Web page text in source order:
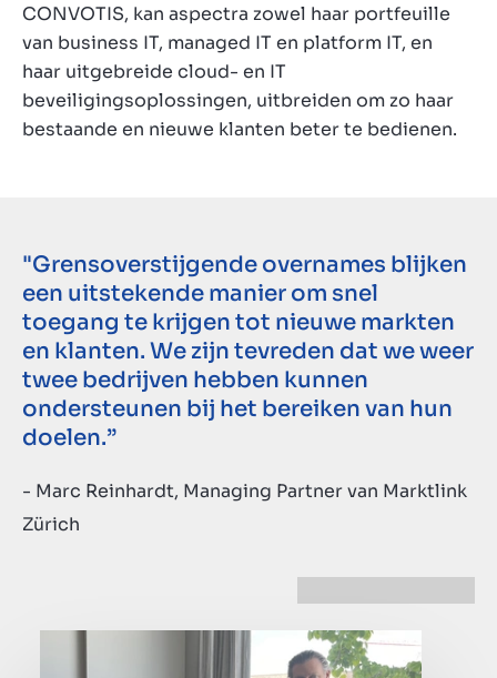
CONVOTIS, kan aspectra zowel haar portfeuille
van business IT, managed IT en platform IT, en
haar uitgebreide cloud- en IT
beveiligingsoplossingen, uitbreiden om zo haar
bestaande en nieuwe klanten beter te bedienen.
"Grensoverstijgende overnames blijken
een uitstekende manier om snel
toegang te krijgen tot nieuwe markten
en klanten. We zijn tevreden dat we weer
twee bedrijven hebben kunnen
ondersteunen bij het bereiken van hun
doelen.”
- Marc Reinhardt, Managing Partner van Marktlink
Zürich